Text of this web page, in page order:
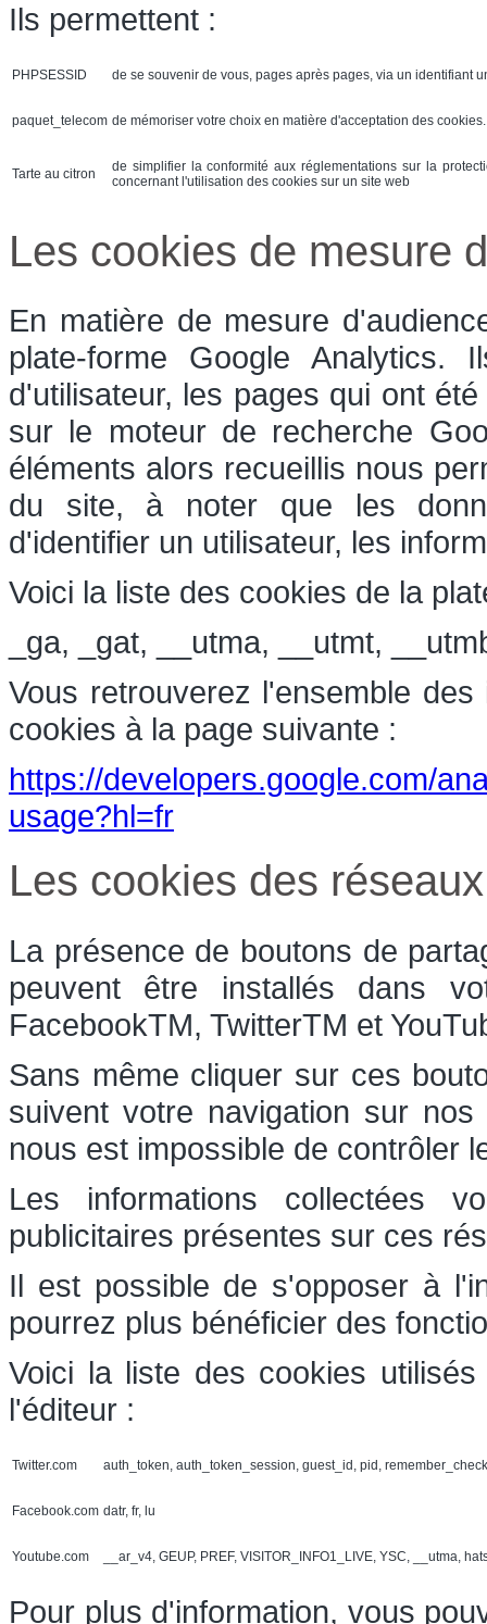
Ils permettent :
PHPSESSID de se souvenir de vous, pages après pages, via un identifiant
paquet_telecom de mémoriser votre choix en matière d'acceptation des
Tarte au citron
de simplifier la conformité aux réglementations sur la
concernant l'utilisation des cookies sur un site web
Les cookies de mesure
En matière de mesure
plate-forme Google Analytics.
d'utilisateur, les pages qui ont
sur le moteur de recherche
éléments alors recueillis nous
du site, à noter que les
d'identifier un utilisateur, les
Voici la liste des cookies de la
_ga, _gat, __utma, __utmt,
Vous retrouverez l'ensemble
cookies à la page suivante :
https://developers.google.com/
usage?hl=fr
Les cookies des
La présence de boutons de
peuvent être installés dans
FacebookTM, TwitterTM et
Sans même cliquer sur ces
suivent votre navigation sur
nous est impossible de contrôler
Les informations collectées
publicitaires présentes sur ces
Il est possible de s'opposer à
pourrez plus bénéficier des
Voici la liste des cookies
l'éditeur :
Twitter.com auth_token, auth_token_session, guest_id, pid,
Facebook.com datr, fr, lu
Youtube.com __ar_v4, GEUP, PREF, VISITOR_INFO1_LIVE, YSC, __utma,
Pour plus d'information, vous